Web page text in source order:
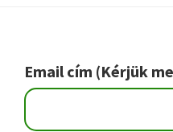
Footer
Email cím (Kérjük